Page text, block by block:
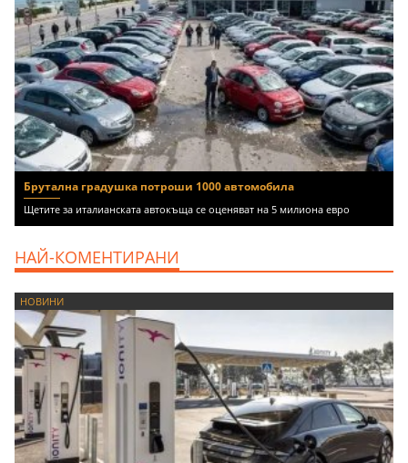
Брутална градушка потроши 1000 автомобила
Щетите за италианската автокъща се оценяват на 5 милиона евро
НАЙ-КОМЕНТИРАНИ
НОВИНИ